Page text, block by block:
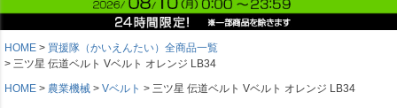
HOME
買援隊（かいえんたい）全商品一覧
三ツ星 伝道ベルト Vベルト オレンジ LB34
HOME
農業機械 Vベルト 三ツ星 伝道ベルト Vベルト オレンジ LB34